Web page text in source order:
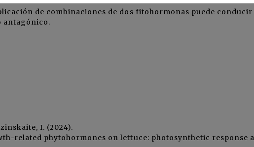
de combinaciones de dos fitohormonas puede conducir
antagónico.
I. (2024).
related phytohormones on lettuce: photosynthetic response